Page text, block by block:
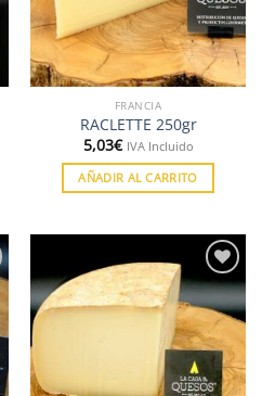
FRANCIA
RACLETTE 250gr
5,03€ IVA Incluido
AÑADIR AL CARRITO
Añadir
a la
lista de
deseos